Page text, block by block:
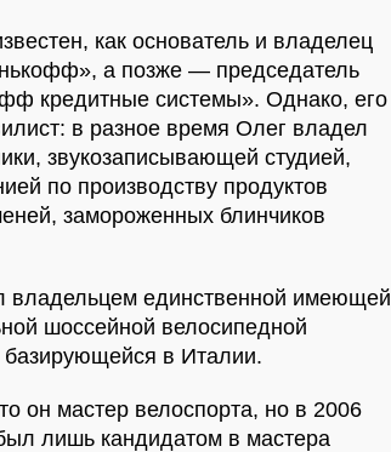
как основатель и владелец
а позже — председатель
кредитные системы». Однако, его
: в разное время Олег владел
звукозаписывающей студией,
по производству продуктов
замороженных блинчиков
владельцем единственной имеющей
шоссейной велосипедной
в Италии.
он мастер велоспорта, но в 2006
лишь кандидатом в мастера